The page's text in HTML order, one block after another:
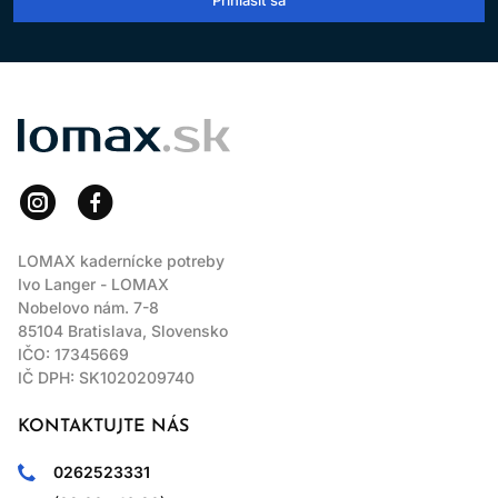
LOMAX
LOMAX kadernícke potreby
Ivo Langer - LOMAX
Nobelovo nám. 7-8
85104 Bratislava, Slovensko
IČO: 17345669
IČ DPH: SK1020209740
KONTAKTUJTE NÁS
0262523331